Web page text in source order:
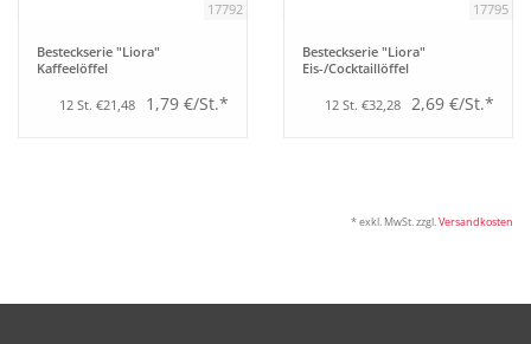
17792
Besteckserie "Liora"
Kaffeelöffel
12 St. €21,48 1,79 €/St.*
17795
Besteckserie "Liora"
Eis-/Cocktaillöffel
12 St. €32,28 2,69 €/St.*
* exkl. MwSt. zzgl.Versandkosten